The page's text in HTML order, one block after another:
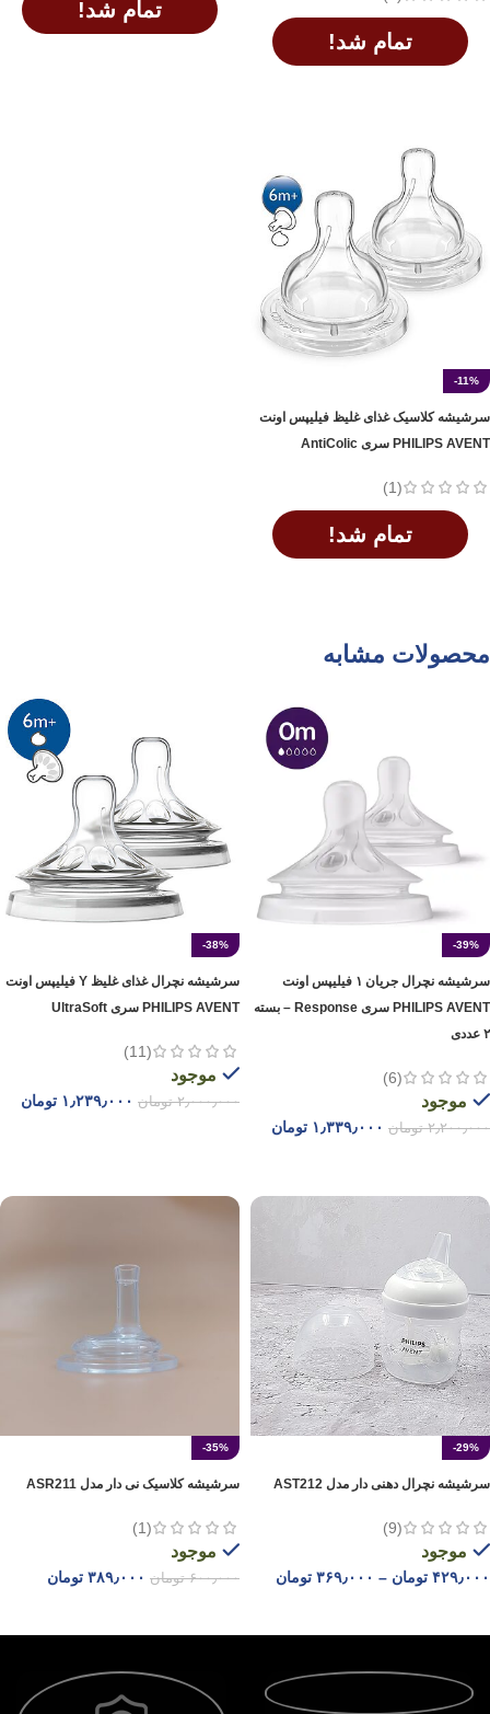
تمام شد!
تمام شد!
-11%
سرشیشه کلاسیک غذای غلیظ فیلیپس اونت
PHILIPS AVENT سری AntiColic
(1)
تمام شد!
محصولات مشابه
-39%
سرشیشه نچرال جریان ۱ فیلیپس اونت
PHILIPS AVENT سری Response – بسته
۲ عددی
(6)
موجود
۲٫۲۰۰٫۰۰۰ تومان ۱٫۳۳۹٫۰۰۰ تومان
-38%
سرشیشه نچرال غذای غلیظ Y فیلیپس اونت
PHILIPS AVENT سری UltraSoft
(11)
موجود
۲٫۰۰۰٫۰۰۰ تومان ۱٫۲۳۹٫۰۰۰ تومان
-29%
سرشیشه نچرال دهنی دار مدل AST212
(9)
موجود
۴۲۹٫۰۰۰ تومان – ۳۶۹٫۰۰۰ تومان
-35%
سرشیشه کلاسیک نی دار مدل ASR211
(1)
موجود
۶۰۰٫۰۰۰ تومان ۳۸۹٫۰۰۰ تومان